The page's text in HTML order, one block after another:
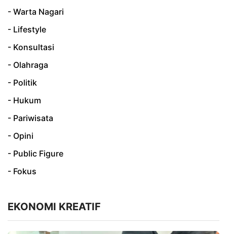
- Warta Nagari
- Lifestyle
- Konsultasi
- Olahraga
- Politik
- Hukum
- Pariwisata
- Opini
- Public Figure
- Fokus
EKONOMI KREATIF